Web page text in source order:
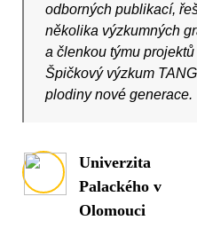
odborných publikací,
několika výzkumných
a členkou týmu
Špičkový výzkum
plodiny nové generace.
Univerzita
Palackého v
Olomouci